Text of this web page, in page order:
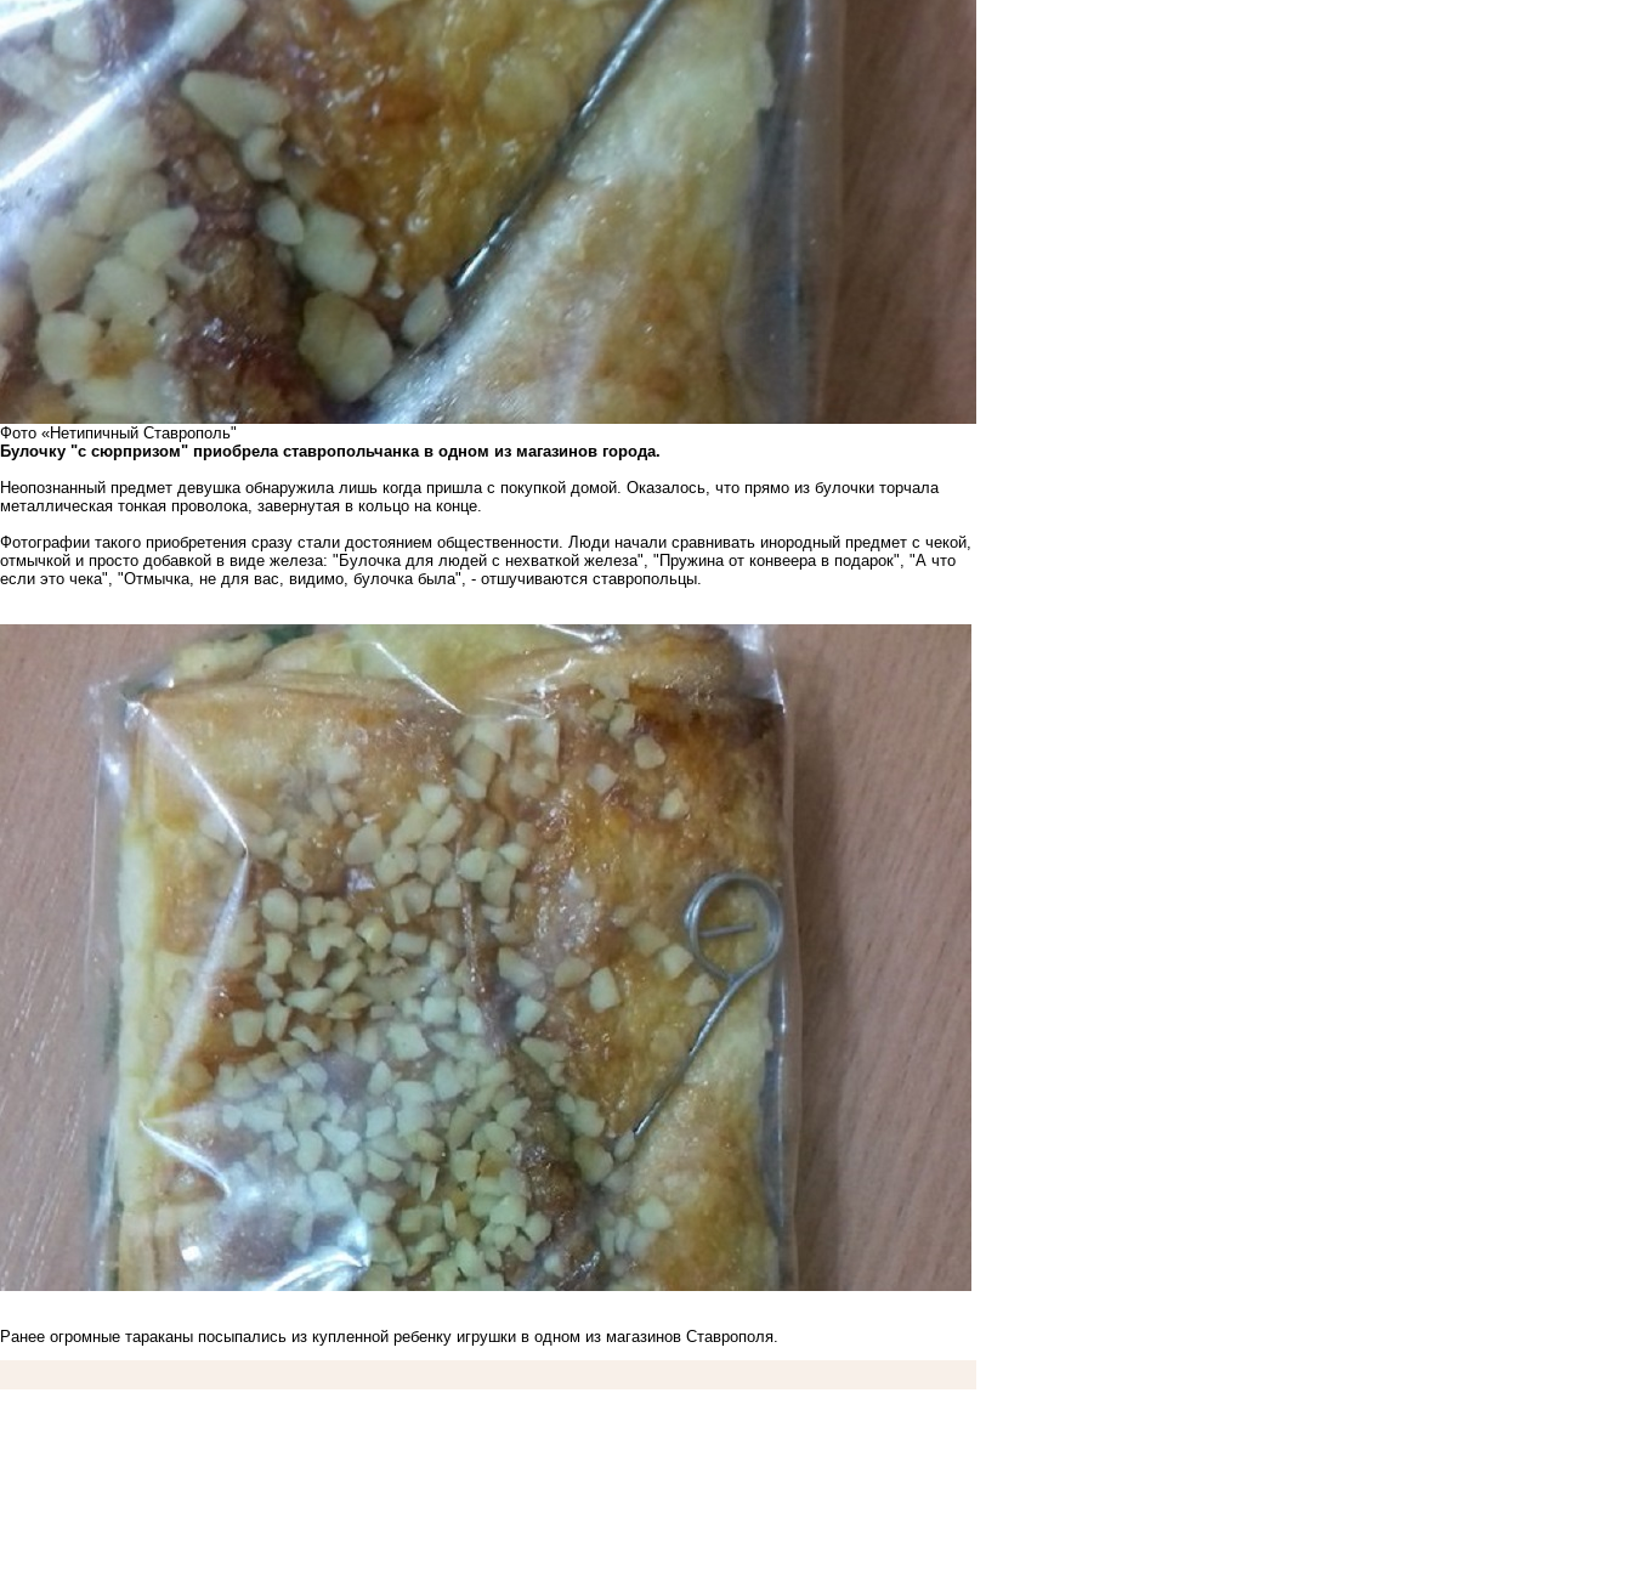
Фото «Нетипичный Ставрополь"
Булочку "с сюрпризом" приобрела ставропольчанка в одном из магазинов города.
Неопознанный предмет девушка обнаружила лишь когда пришла с покупкой домой. Оказалось, что прямо из булочки торчала
металлическая тонкая проволока, завернутая в кольцо на конце.
Фотографии такого приобретения сразу стали достоянием общественности. Люди начали сравнивать инородный предмет с чекой,
отмычкой и просто добавкой в виде железа: "Булочка для людей с нехваткой железа", "Пружина от конвеера в подарок", "А что
если это чека", "Отмычка, не для вас, видимо, булочка была", - отшучиваются ставропольцы.
Ранее огромные тараканы посыпались из купленной ребенку игрушки в одном из магазинов Ставрополя.